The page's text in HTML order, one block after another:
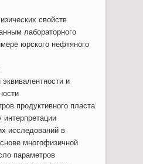
свойств
лабораторного
юрского нефтяного
и
продуктивного пласта
исследований в
многофизичной
параметров